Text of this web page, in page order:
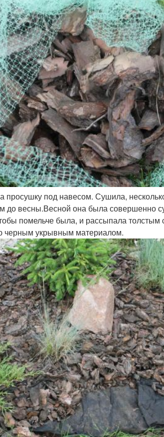
просушку под навесом. Сушила,
до весны.Весной она была совершенно
помельче была, и рассыпала
черным укрывным материалом.